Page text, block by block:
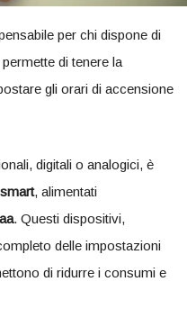
per chi dispone di
di tenere la
gli orari di accensione
digitali o analogici, è
, alimentati
. Questi dispositivi,
delle impostazioni
di ridurre i consumi e